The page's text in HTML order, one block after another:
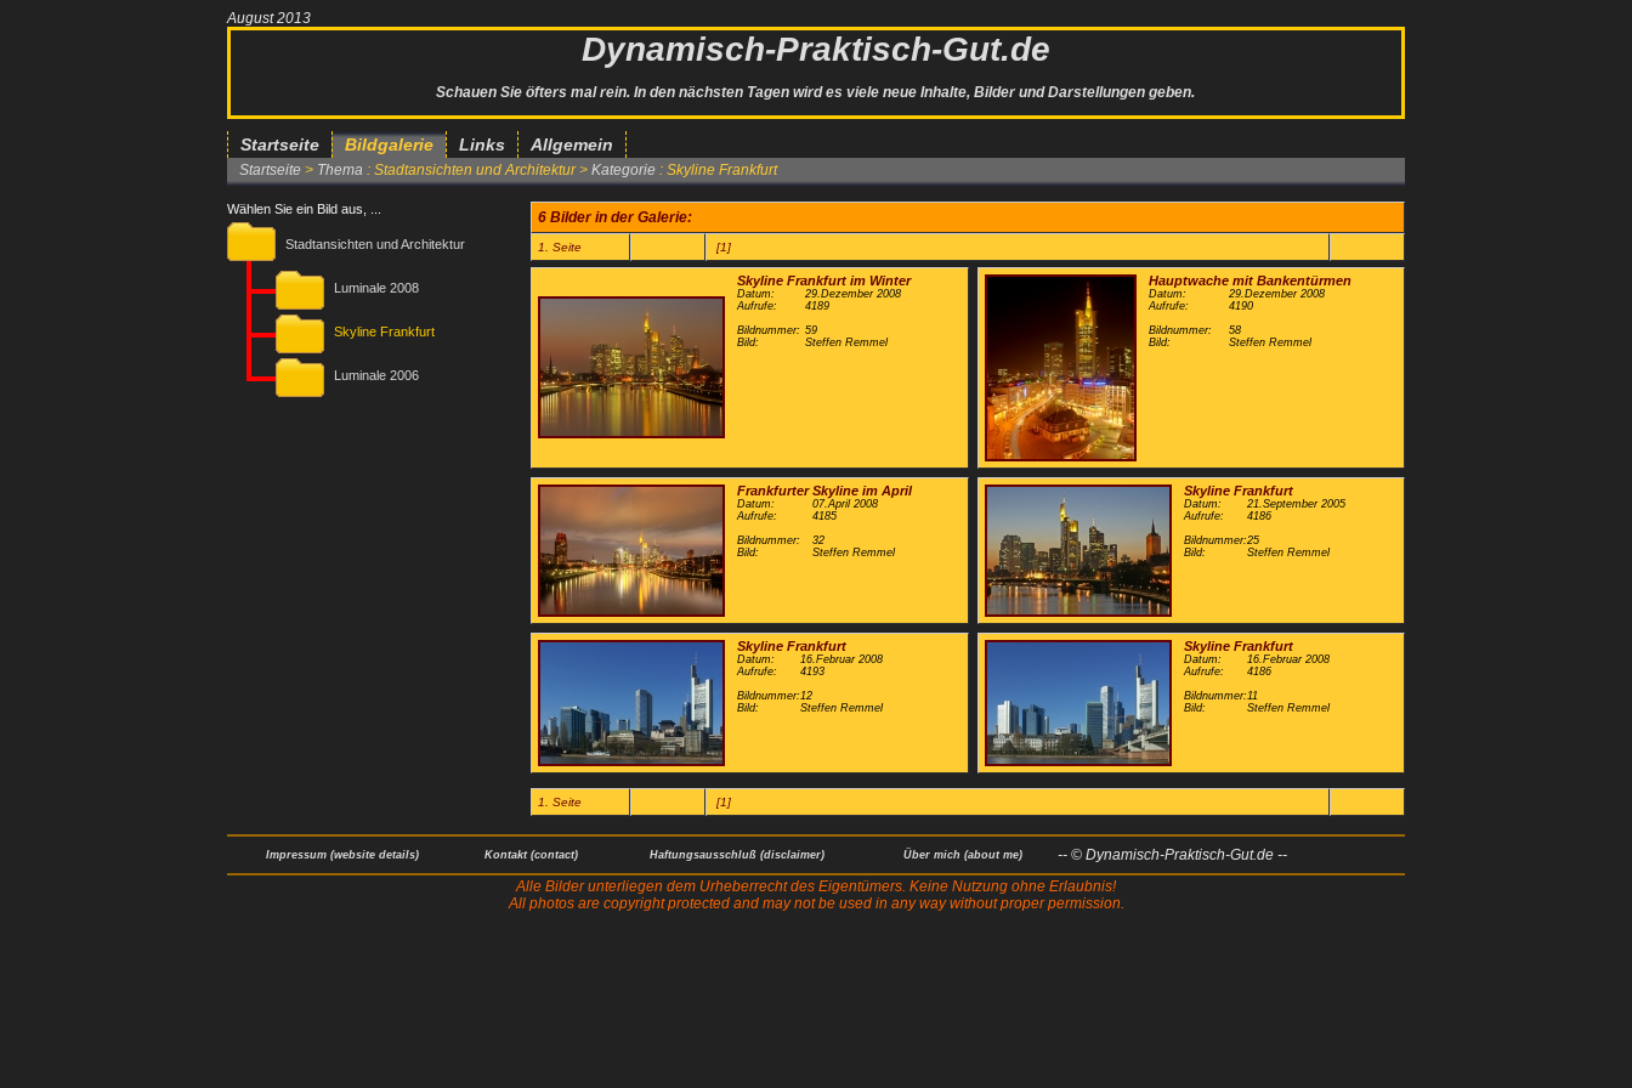
August 2013
Dynamisch-Praktisch-Gut.de
Schauen Sie öfters mal rein. In den nächsten Tagen wird es viele neue Inhalte, Bilder und Darstellungen geben.
Startseite Bildgalerie Links Allgemein
Startseite > Thema : Stadtansichten und Architektur > Kategorie : Skyline Frankfurt
Wählen Sie ein Bild aus, ...
Stadtansichten und Architektur
Luminale 2008
Skyline Frankfurt
Luminale 2006
6 Bilder in der Galerie:
1. Seite [1]
Skyline Frankfurt im Winter
Datum:
29.Dezember 2008
Aufrufe:
4189
Bildnummer: 59
Bild:
Steffen Remmel
Hauptwache mit Bankentürmen
Datum:
29.Dezember 2008
Aufrufe:
4190
Bildnummer:
58
Bild:
Steffen Remmel
Frankfurter Skyline im April
Datum:
07.April 2008
Aufrufe:
4185
Bildnummer:
32
Bild:
Steffen Remmel
Skyline Frankfurt
Datum:
21.September 2005
Aufrufe:
4186
Bildnummer:25
Bild:
Steffen Remmel
Skyline Frankfurt
Datum:
16.Februar 2008
Aufrufe:
4193
Bildnummer:12
Bild:
Steffen Remmel
Skyline Frankfurt
Datum:
16.Februar 2008
Aufrufe:
4186
Bildnummer:11
Bild:
Steffen Remmel
1. Seite [1]
Impressum (website details) Kontakt (contact) Haftungsausschluß (disclaimer) Über mich (about me)
-- © Dynamisch-Praktisch-Gut.de --
Alle Bilder unterliegen dem Urheberrecht des Eigentümers. Keine Nutzung ohne Erlaubnis!
All photos are copyright protected and may not be used in any way without proper permission.